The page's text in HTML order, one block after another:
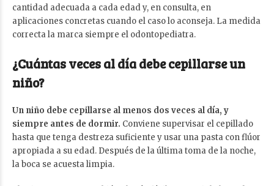
cantidad adecuada a cada edad y, en consulta, en
aplicaciones concretas cuando el caso lo aconseja. La medida
correcta la marca siempre el odontopediatra.
¿Cuántas veces al día debe cepillarse un
niño?
Un niño debe cepillarse al menos dos veces al día, y
siempre antes de dormir. Conviene supervisar el cepillado
hasta que tenga destreza suficiente y usar una pasta con flúor
apropiada a su edad. Después de la última toma de la noche,
la boca se acuesta limpia.